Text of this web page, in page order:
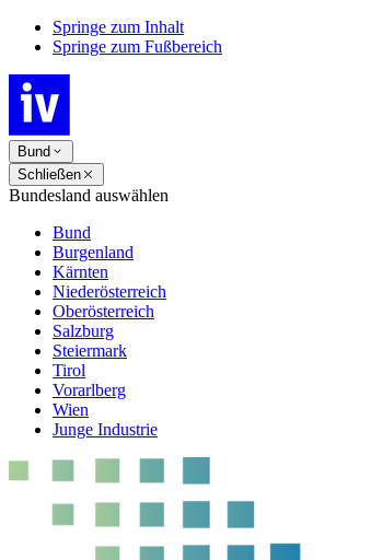
Springe zum Inhalt
Springe zum Fußbereich
Bund
Schließen
Bundesland auswählen
Bund
Burgenland
Kärnten
Niederösterreich
Oberösterreich
Salzburg
Steiermark
Tirol
Vorarlberg
Wien
Junge Industrie